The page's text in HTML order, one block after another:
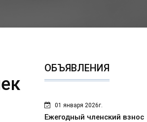
ОБЪЯВЛЕНИЯ
01 января 2026г.
Ежегодный членский взнос